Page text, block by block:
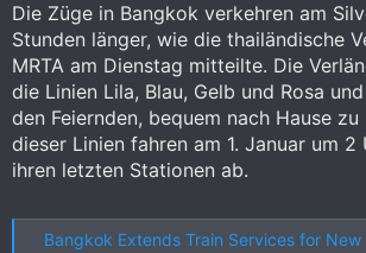
Die Züge in Bangkok verkehren am
Stunden länger, wie die thailändische
MRTA am Dienstag mitteilte. Die
die Linien Lila, Blau, Gelb und Rosa
den Feiernden, bequem nach Hause
dieser Linien fahren am 1. Januar um
ihren letzten Stationen ab.
Bangkok Extends Train Services for New